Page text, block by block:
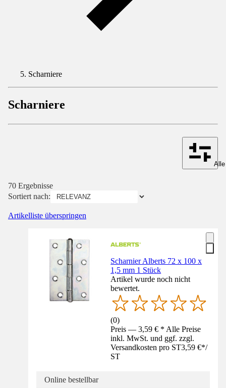
Scharniere
Scharniere
70 Ergebnisse
Sortiert nach:
Artikelliste überspringen
Scharnier Alberts 72 x 100 x
1,5 mm 1 Stück
Artikel wurde noch nicht
bewertet.
(0)
Preis — 3,59 € * Alle Preise
inkl. MwSt. und ggf. zzgl.
Versandkosten pro ST3,59 €*/
ST
Online bestellbar